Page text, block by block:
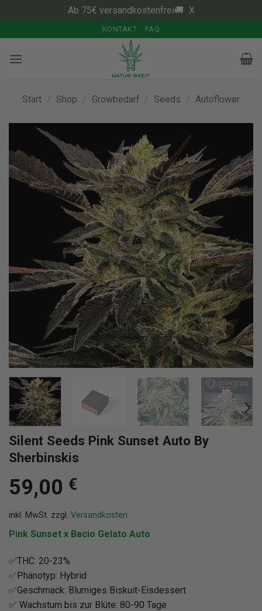
Ab 75€ versandkostenfrei🚚 X
Inhalt
springen
KONTAKT FAQ
Start / Shop / Growbedarf / Seeds / Autoflower
Silent Seeds Pink Sunset Auto By
Sherbinskis
59,00 €
inkl. MwSt. zzgl. Versandkosten
Pink Sunset x Bacio Gelato Auto
✅THC: 20-23%
✅Phänotyp: Hybrid
✅Geschmack: Blumiges Biskuit-Eisdessert
✅ Wachstum bis zur Blüte: 80-90 Tage